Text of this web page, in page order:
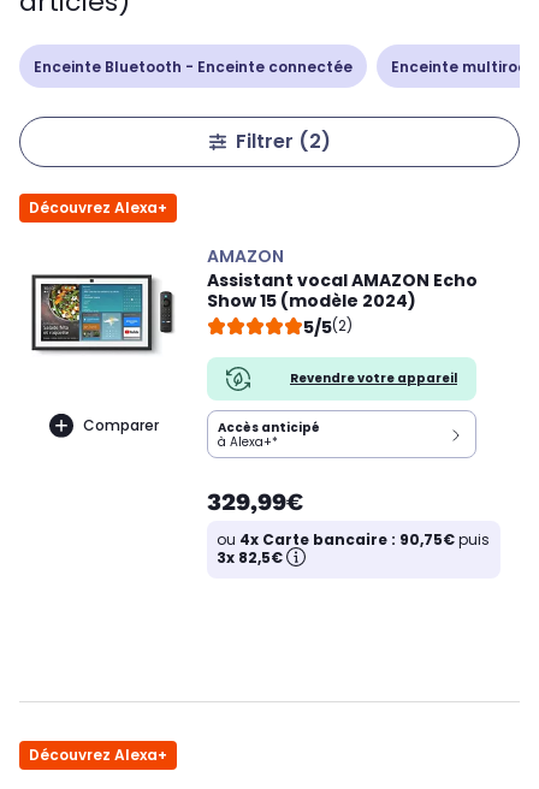
Enceinte Bluetooth - Enceinte connectée Enceinte
Filtrer (2)
Découvrez Alexa+
Comparer
AMAZON
Assistant vocal AMAZON Echo
Show 15 (modèle 2024)
5/5(2)
Revendre votre appareil
Accès anticipé
à Alexa+*
329,99€
ou 4x Carte bancaire : 90,75€puis
3x 82,5€
Découvrez Alexa+